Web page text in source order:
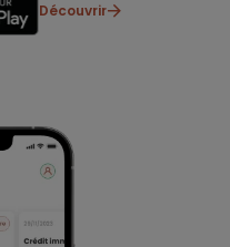
Découvrir